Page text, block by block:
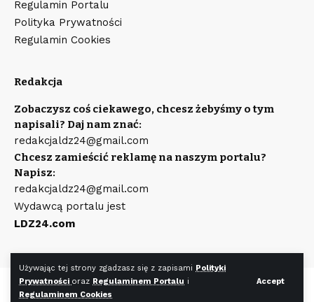
Używając tej strony zgadzasz się z zapisami Polityki
Prywatności oraz Regulaminem Portalu i
Regulaminem Cookies
Accept
Regulamin Portalu
Polityka Prywatności
Regulamin Cookies
Redakcja
Zobaczysz coś ciekawego, chcesz żebyśmy o tym
napisali? Daj nam znać:
redakcjaldz24@gmail.com
Chcesz zamieścić reklamę na naszym portalu?
Napisz:
redakcjaldz24@gmail.com
Wydawcą portalu jest
LDZ24.com
©LDZ24.com Wszystkie prawa zastrzeżone. Wykonanie strony